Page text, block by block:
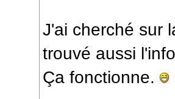
J'ai cherché sur
trouvé aussi
Ça fonctionne.